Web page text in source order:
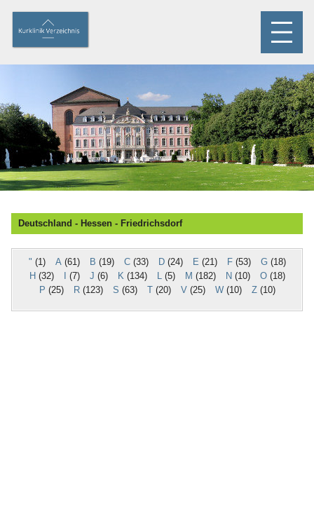
Deutschland - Hessen - Friedrichsdorf
" (1) A(61) B (19) C(33) D(24) E (21) F(53) G(18)
H (32) (7) J (6) K(134) L(5) M (182) N (10) O(18)
P (25) R(123) S (63) T(20) V(25) W(10) Z(10)